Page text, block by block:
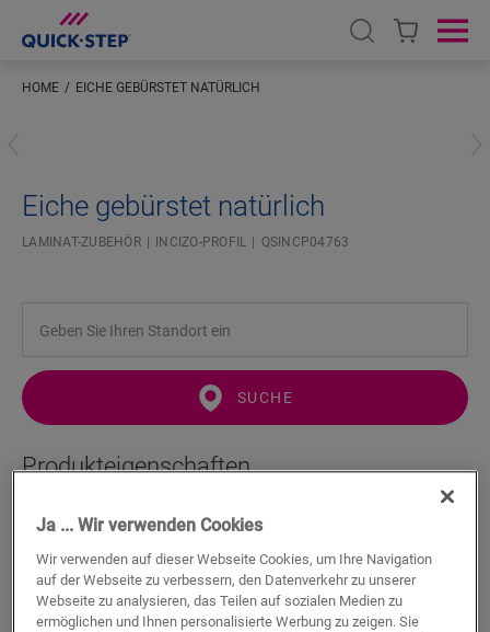
Open search
HOME EICHE GEBÜRSTET NATÜRLICH
Eiche gebürstet natürlich
LAMINAT-ZUBEHÖR INCIZO-PROFIL QSINCP04763
SUCHE
Produkteigenschaften
Abschluss Ihres Fußbodens, z. B. als Übergang zwischen
Fußböden oder als Abschluss an einer Wand oder einem
Fenster. Schneiden Sie einfach das Incizo-Profil mit dem
mitgelieferten Incizo-Messer auf die erforderliche Form
zurecht. Das Profil passt perfekt zur Farbe Ihres Bodens. Eine
Ja ... Wir verwenden Cookies
Wir verwenden auf dieser Webseite Cookies, um Ihre Navigation
auf der Webseite zu verbessern, den Datenverkehr zu unserer
Webseite zu analysieren, das Teilen auf sozialen Medien zu
ermöglichen und Ihnen personalisierte Werbung zu zeigen. Sie